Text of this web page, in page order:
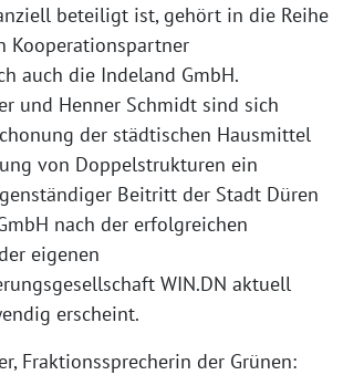
beteiligt ist, gehört in die Reihe
Kooperationspartner
auch die Indeland GmbH.
und Henner Schmidt sind sich
der städtischen Hausmittel
von Doppelstrukturen ein
Beitritt der Stadt Düren
nach der erfolgreichen
eigenen
WIN.DN aktuell
erscheint.
Fraktionssprecherin der Grünen: